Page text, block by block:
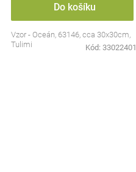
Do košíku
Vzor - Oceán, 63146, cca 30x30cm,
Tulimi
Kód: 33022401